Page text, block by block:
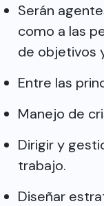
Serán
como a las
de objetivos
Entre las
Manejo de
Dirigir y
trabajo.
Diseñar